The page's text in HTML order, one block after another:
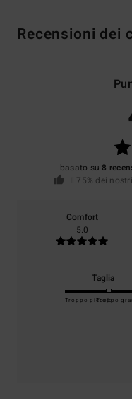
Recensioni dei
basato su 8
Il 75% dei
Comfort
5.0
Taglia
Troppo piccolo
Troppo